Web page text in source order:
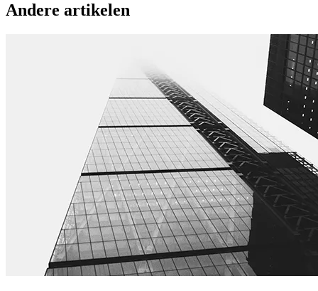
Andere artikelen